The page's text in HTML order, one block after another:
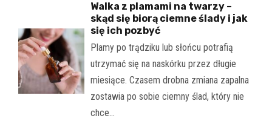
Walka z plamami na twarzy –
skąd się biorą ciemne ślady i jak
się ich pozbyć
Plamy po trądziku lub słońcu potrafią
utrzymać się na naskórku przez długie
miesiące. Czasem drobna zmiana zapalna
zostawia po sobie ciemny ślad, który nie
chce…